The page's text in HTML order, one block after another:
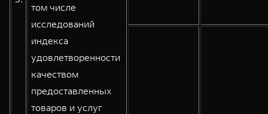
том числе
исследований
индекса
удовлетворенности
качеством
предоставленных
товаров и услуг